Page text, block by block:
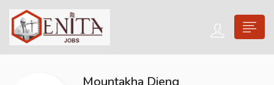
Mountakha Dieng